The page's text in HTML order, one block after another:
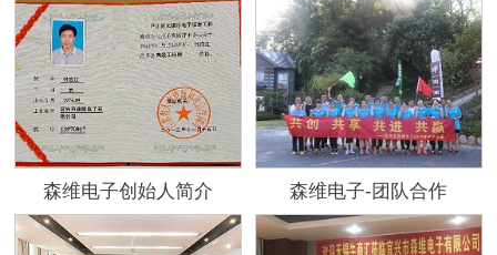
森维电子创始人简介 森维电子-团队合作